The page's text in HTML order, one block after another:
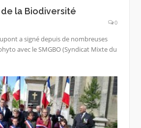
la Biodiversité
0
a signé depuis de nombreuses
avec le SMGBO (Syndicat Mixte du